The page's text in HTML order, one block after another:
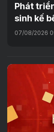
Phát
sinh kế
07/08/2026